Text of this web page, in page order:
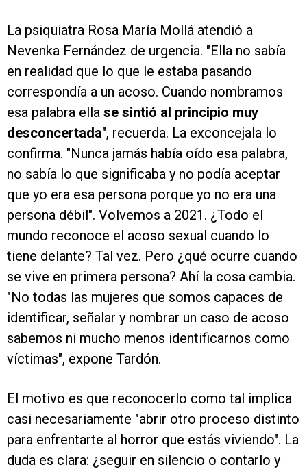
La psiquiatra Rosa María Mollá atendió a
Nevenka Fernández de urgencia. "Ella no sabía
en realidad que lo que le estaba pasando
correspondía a un acoso. Cuando nombramos
esa palabra ella se sintió al principio muy
desconcertada", recuerda. La exconcejala lo
confirma. "Nunca jamás había oído esa palabra,
no sabía lo que significaba y no podía aceptar
que yo era esa persona porque yo no era una
persona débil". Volvemos a 2021. ¿Todo el
mundo reconoce el acoso sexual cuando lo
tiene delante? Tal vez. Pero ¿qué ocurre cuando
se vive en primera persona? Ahí la cosa cambia.
"No todas las mujeres que somos capaces de
identificar, señalar y nombrar un caso de acoso
sabemos ni mucho menos identificarnos como
víctimas", expone Tardón.
El motivo es que reconocerlo como tal implica
casi necesariamente "abrir otro proceso distinto
para enfrentarte al horror que estás viviendo". La
duda es clara: ¿seguir en silencio o contarlo y